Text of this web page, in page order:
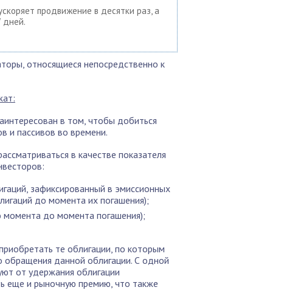
продвижение в десятки раз, а
дней.
относящиеся непосредственно к
в том, чтобы добиться
и пассивов во времени.
в качестве показателя
зафиксированный в эмиссионных
до момента их погашения);
момента до момента погашения);
те облигации, по которым
обращения данной облигации. С одной
от удержания облигации
еще и рыночную премию, что также